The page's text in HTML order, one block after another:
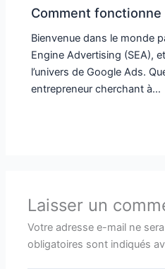
Comment fonctionne
Bienvenue dans le monde
Engine Advertising (SEA),
l’univers de Google Ads.
entrepreneur cherchant à…
Laisser un
Votre adresse e-mail ne
obligatoires sont indiqués